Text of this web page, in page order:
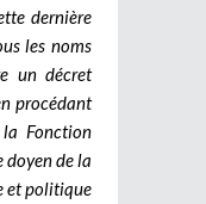
dernière
les noms
un décret
procédant
Fonction
doyen de la
et politique